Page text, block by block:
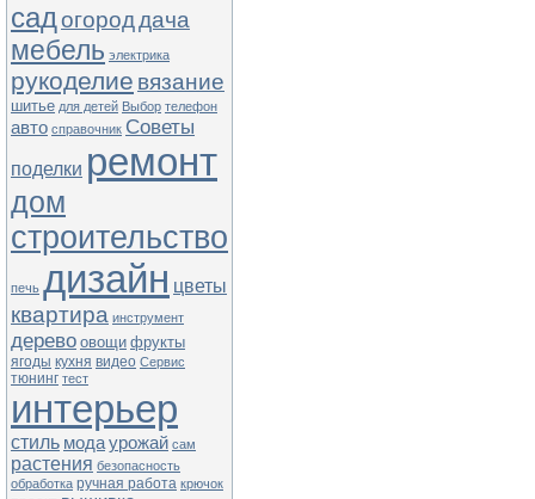
садогороддача
мебель электрика
рукоделие вязание
шитье для детей Выбор телефон
авто справочник Советы
поделки ремонт
дом
строительство
печь дизайн цветы
квартира инструмент
дерево овощи фрукты
ягоды кухня видео Сервис
тюнинг тест
интерьер
стиль модаурожай сам
растения безопасность
обработка ручная работа крючок